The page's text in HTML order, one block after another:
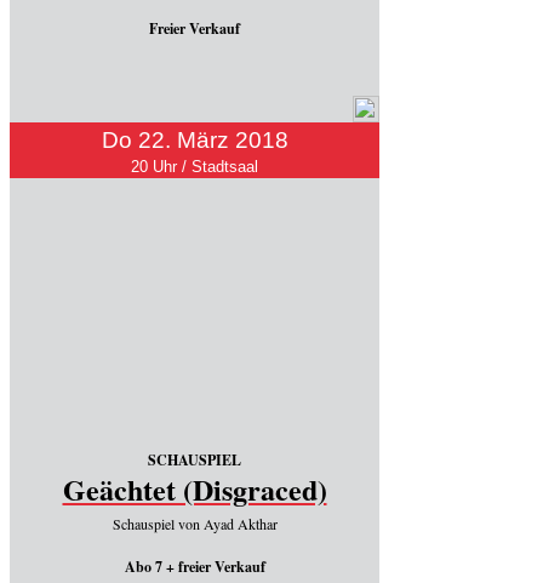
Freier Verkauf
Do 22. März 2018
20 Uhr / Stadtsaal
SCHAUSPIEL
Geächtet (Disgraced)
Schauspiel von Ayad Akthar
Abo 7 + freier Verkauf